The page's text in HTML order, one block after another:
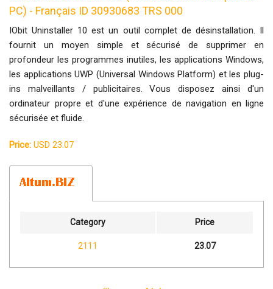
PC) - Français ID 30930683 TRS 000
IObit Uninstaller 10 est un outil complet de désinstallation. Il
fournit un moyen simple et sécurisé de supprimer en
profondeur les programmes inutiles, les applications Windows,
les applications UWP (Universal Windows Platform) et les plug-
ins malveillants / publicitaires. Vous disposez ainsi d'un
ordinateur propre et d'une expérience de navigation en ligne
sécurisée et fluide.
Price: USD 23.07
Category Price
2111 23.07